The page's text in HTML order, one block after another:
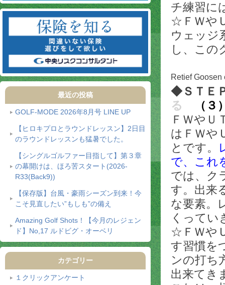
最近の投稿
GOLF-MODE 2026年8月号 LINE UP
【ヒロキプロとラウンドレッスン】2日目
のラウンドレッスンも猛暑でした。
【シングルゴルファー目指して】第３章
の幕開けは、ほろ苦スタート(2026-
R33(Back9))
【保存版】台風・豪雨シーズン到来！今
こそ見直したい”もしも”の備え
Amazing Golf Shots！【今月のレジェン
ド】No,17 ルドビグ・オーベリ
カテゴリー
１クリックアンケート
チ練習に
☆ＦＷや
ウェッジ
し、この
Retief
◆ＳＴＥ
る
（
ＦＷやＵ
はＦＷや
とです。
で、これ
では、ク
す。出来
な要素。
くってい
☆ＦＷや
す習慣を
ンの打ち
出来てき